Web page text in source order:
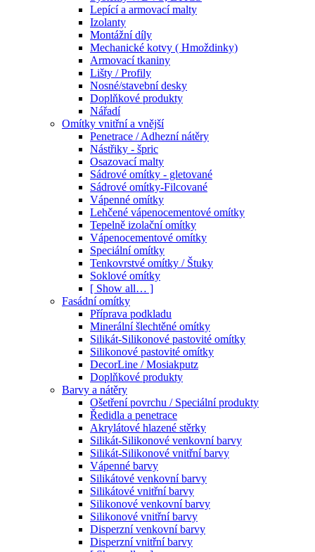
Lepící a armovací malty
Izolanty
Montážní díly
Mechanické kotvy ( Hmoždinky)
Armovací tkaniny
Lišty / Profily
Nosné/stavební desky
Doplňkové produkty
Nářadí
Omítky vnitřní a vnější
Penetrace / Adhezní nátěry
Nástřiky - špric
Osazovací malty
Sádrové omítky - gletované
Sádrové omítky-Filcované
Vápenné omítky
Lehčené vápenocementové omítky
Tepelně izolační omítky
Vápenocementové omítky
Speciální omítky
Tenkovrstvé omítky / Štuky
Soklové omítky
[ Show all… ]
Fasádní omítky
Příprava podkladu
Minerální šlechtěné omítky
Silikát-Silikonové pastovité omítky
Silikonové pastovité omítky
DecorLine / Mosiakputz
Doplňkové produkty
Barvy a nátěry
Ošetření povrchu / Speciální produkty
Ředidla a penetrace
Akrylátové hlazené stěrky
Silikát-Silikonové venkovní barvy
Silikát-Silikonové vnitřní barvy
Vápenné barvy
Silikátové venkovní barvy
Silikátové vnitřní barvy
Silikonové venkovní barvy
Silikonové vnitřní barvy
Disperzní venkovní barvy
Disperzní vnitřní barvy